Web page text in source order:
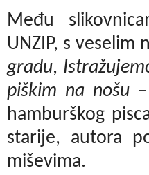
Među
UNZIP, s veselim
gradu,
piškim na nošu
hamburškog
starije, autora
miševima.